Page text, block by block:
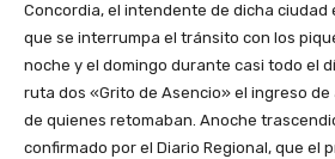
Concordia, el intendente de dicha
que se interrumpa el tránsito con los
noche y el domingo durante casi todo el
ruta dos «Grito de Asencio» el ingreso
de quienes retomaban. Anoche
confirmado por el Diario Regional, que el